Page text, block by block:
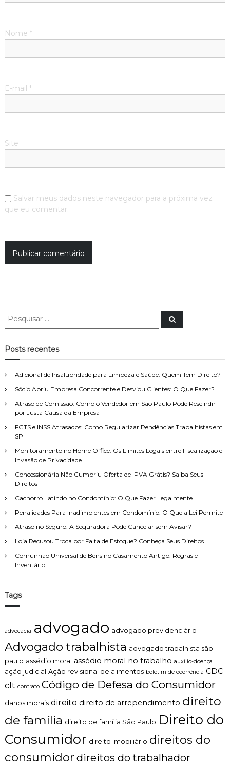
Nome *
E-mail *
Site
Salvar meus dados neste navegador para a próxima vez
que eu comentar.
P
q
u
s
a
r
P
e
s
Posts recentes
Adicional de Insalubridade para Limpeza e Saúde: Quem Tem Direito?
Sócio Abriu Empresa Concorrente e Desviou Clientes: O Que Fazer?
Atraso de Comissão: Como o Vendedor em São Paulo Pode Rescindir
por Justa Causa da Empresa
FGTS e INSS Atrasados: Como Regularizar Pendências Trabalhistas em
SP
Monitoramento no Home Office: Os Limites Legais entre Fiscalização e
Invasão de Privacidade
Concessionária Não Cumpriu Oferta de IPVA Grátis? Saiba Seus
Direitos
Cachorro Latindo no Condomínio: O Que Fazer Legalmente
Penalidades Para Inadimplentes em Condomínio: O Que a Lei Permite
Atraso no Seguro: A Seguradora Pode Cancelar sem Avisar?
Loja Recusou Troca por Falta de Estoque? Conheça Seus Direitos
Comunhão Universal de Bens no Casamento Antigo: Regras e
Inventário
Tags
advocacia advogado advogado previdenciário
Advogado trabalhista advogado trabalhista são
paulo assédio moral assédio moral no trabalho auxílio-doença
ação judicial Ação revisional de alimentos boletim de ocorrência CDC
clt contrato Código de Defesa do Consumidor
danos morais direito direito de arrependimento direito
de família direito de família São Paulo Direito do
Consumidor direito imobiliário direitos do
consumidor direitos do trabalhador